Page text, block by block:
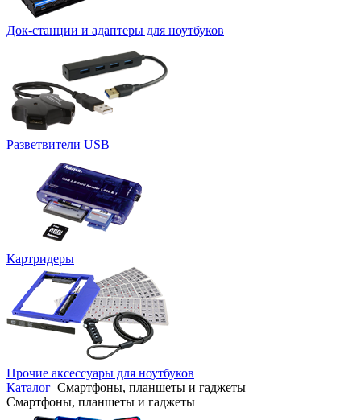
Док-станции и адаптеры для ноутбуков
Разветвители USB
Картридеры
Прочие аксессуары для ноутбуков
Каталог Смартфоны, планшеты и гаджеты
Смартфоны, планшеты и гаджеты